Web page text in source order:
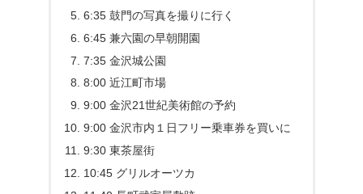
6:35 鼓門の写真を撮りに行く
6:45 兼六園の早朝開園
7:35 金沢城公園
8:00 近江町市場
9:00 金沢21世紀美術館の予約
9:00 金沢市内１日フリー乗車券を買いに
9:30 東茶屋街
10:45 グリルオーツカ